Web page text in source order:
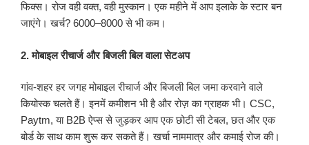
फिक्स। रोज वही वक्त, वही मुस्कान। एक महीने में आप इलाके के स्टार बन
जाएंगे। खर्च? 6000–8000 से भी कम।
2. मोबाइल रीचार्ज और बिजली बिल वाला सेटअप
गांव-शहर हर जगह मोबाइल रीचार्ज और बिजली बिल जमा करवाने वाले
कियोस्क चलते हैं। इनमें कमीशन भी है और रोज़ का ग्राहक भी। CSC,
Paytm, या B2B ऐप्स से जुड़कर आप एक छोटी सी टेबल, छत और एक
बोर्ड के साथ काम शुरू कर सकते हैं। खर्चा नाममात्र और कमाई रोज की।